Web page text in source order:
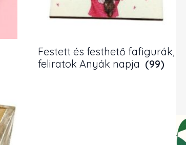
Festett és festhető fafigurák,
feliratok Anyák napja (99)